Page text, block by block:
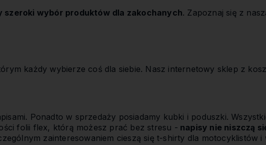
szeroki wybór produktów dla zakochanych. Zapoznaj się z
każdy wybierze coś dla siebie. Nasz internetowy sklep z
Ponadto w sprzedaży posiadamy kubki i poduszki.
folii flex, którą możesz prać bez stresu - napisy nie niszczą
zainteresowaniem cieszą się t-shirty dla motocyklistów